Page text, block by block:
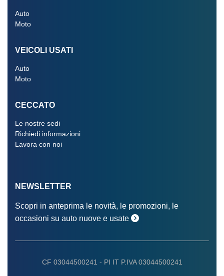
Auto
Moto
VEICOLI USATI
Auto
Moto
CECCATO
Le nostre sedi
Richiedi informazioni
Lavora con noi
NEWSLETTER
Scopri in anteprima le novità, le promozioni, le
occasioni su auto nuove e usate
CF 03044500241 - PI IT P.IVA 03044500241